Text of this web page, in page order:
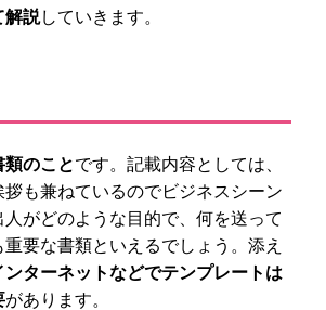
解説していきます。
のことです。記載内容としては、
も兼ねているのでビジネスシーン
がどのような目的で、何を送って
要な書類といえるでしょう。添え
ンターネットなどでテンプレートは
があります。